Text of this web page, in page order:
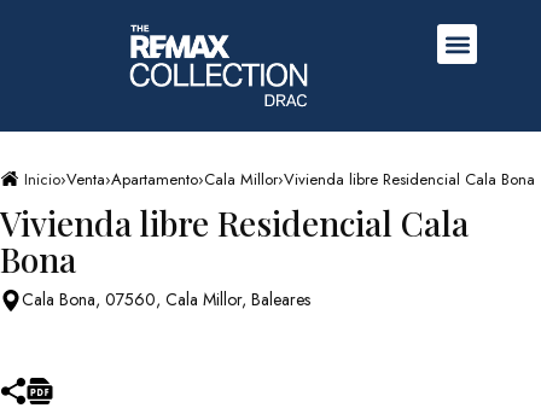
Inicio›Venta›Apartamento›Cala Millor›Vivienda libre Residencial Cala Bona
Vivienda libre Residencial Cala
Bona
Cala Bona, 07560, Cala Millor, Baleares